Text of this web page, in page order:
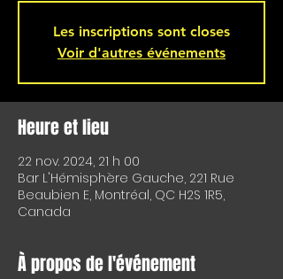
Les inscriptions sont closes
Voir d'autres événements
Heure et lieu
22 nov. 2024, 21 h 00
Bar L'Hémisphère Gauche, 221 Rue
Beaubien E, Montréal, QC H2S 1R5,
Canada
À propos de l'événement